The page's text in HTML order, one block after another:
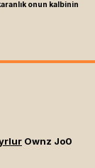
onun kalbinin
Ownz Jo0